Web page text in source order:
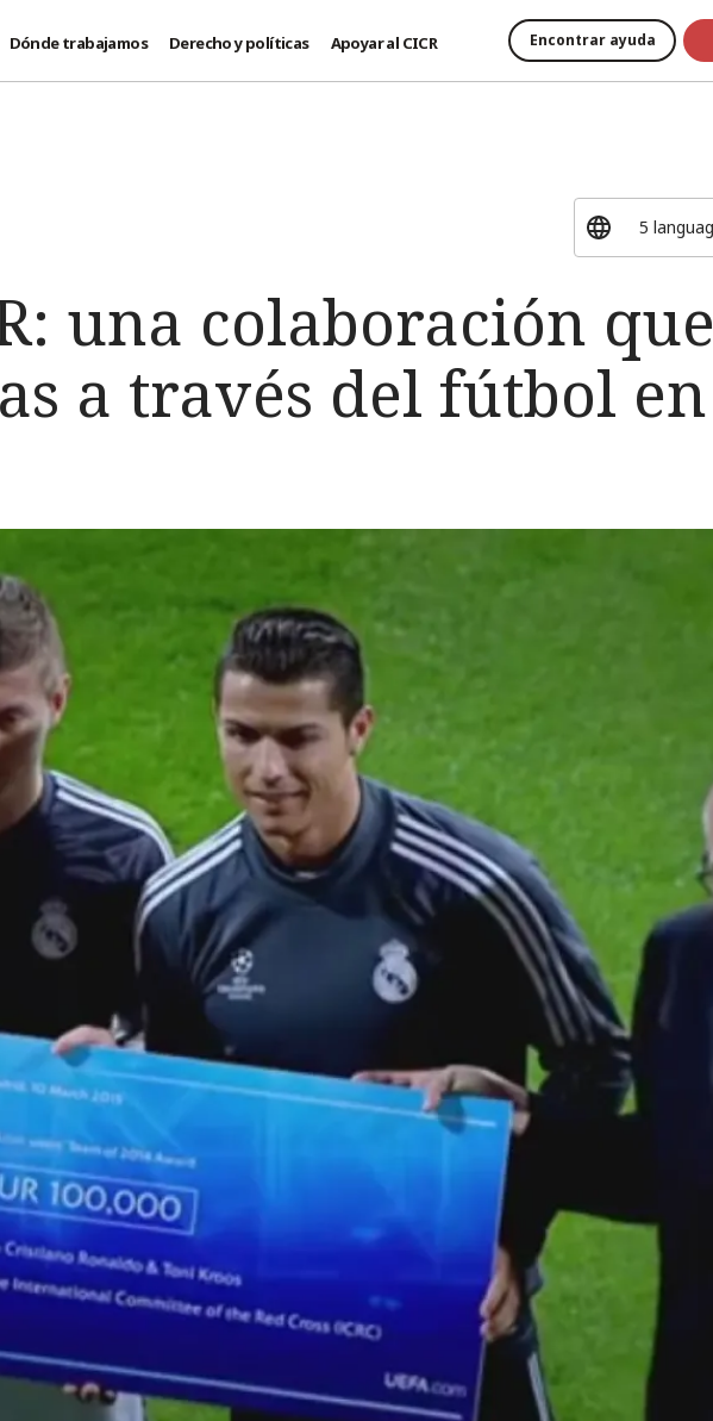
Dónde trabajamos Derecho y políticas Apoyar al CICR Encontrar ayuda
una colaboración que
a través del fútbol en